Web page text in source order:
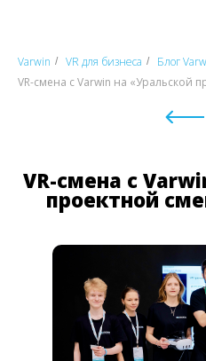
Varwin / VR для бизнеса / Блог
VR-смена с Varwin на «Уральской
VR-смена с
проектной